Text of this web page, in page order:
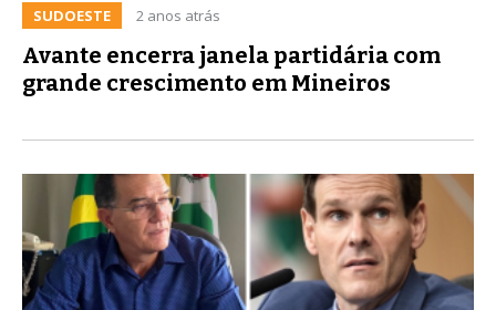
SUDOESTE 2 anos atrás
Avante encerra janela partidária com
grande crescimento em Mineiros